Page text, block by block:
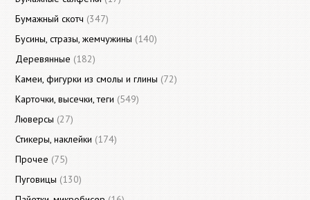
Бумажный скотч (347)
Бусины, стразы, жемчужины (140)
Деревянные (182)
Камеи, фигурки из смолы и глины (72)
Карточки, высечки, теги (549)
Люверсы (27)
Стикеры, наклейки (174)
Прочее (75)
Пуговицы (130)